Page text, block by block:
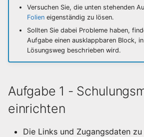
a
i
s
Git
Aufgabe 3 - Realm und
Nutzer konfigurieren
(Optional) Aufgabe 4 -
Admin-Account
Identity Brokering
Betrieb
Updates
Cluster
Init
Versuchen Sie, die unten stehenden
Folieneigenständig zu lösen.
Sollten Sie dabei Probleme haben,
Aufgabe einen ausklappbaren Block,
Lösungsweg beschrieben wird.
Aufgabe 1 -
einrichten
Die Links und Zugangsdaten